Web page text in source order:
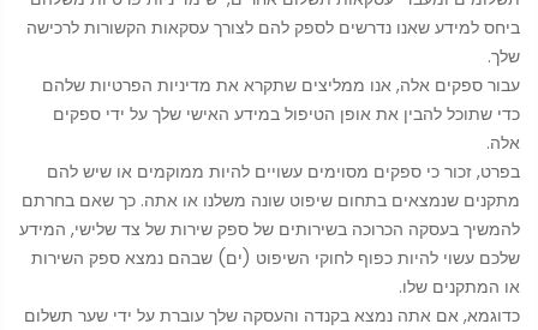
ביחס למידע שאנו נדרשים לספק להם לצורך עסקאות הקשורות לרכישה
שלך.
עבור ספקים אלה, אנו ממליצים שתקרא את מדיניות הפרטיות שלהם
כדי שתוכל להבין את אופן הטיפול במידע האישי שלך על ידי ספקים
אלה.
בפרט, זכור כי ספקים מסוימים עשויים להיות ממוקמים או שיש להם
מתקנים שנמצאים בתחום שיפוט שונה משלנו או אתה. כך שאם בחרתם
להמשיך בעסקה הכרוכה בשירותים של ספק שירות של צד שלישי, המידע
שלכם עשוי להיות כפוף לחוקי השיפוט (ים) שבהם נמצא ספק השירות
או המתקנים שלו.
כדוגמא, אם אתה נמצא בקנדה והעסקה שלך עוברת על ידי שער תשלום